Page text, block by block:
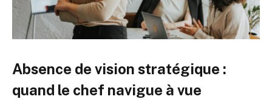
Absence de vision stratégique :
quand le chef navigue à vue